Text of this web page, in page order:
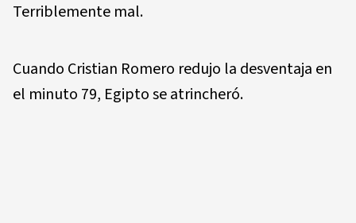
Terriblemente mal.
Cuando Cristian Romero redujo la desventaja en
el minuto 79, Egipto se atrincheró.